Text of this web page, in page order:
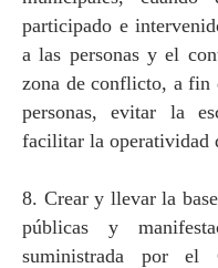
participado e
a las personas y el
zona de conflicto, a fin
personas, evitar la
facilitar la operatividad
8. Crear y llevar la
públicas y
suministrada por el